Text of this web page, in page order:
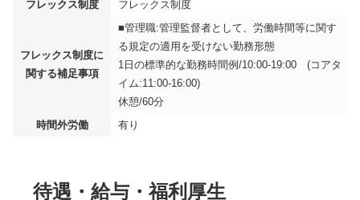
フレックス制度
フレックス制度
フレックス制度に
関する補足事項
■管理職:管理監督者として、労働時間等に関す
る規定の適用を受けない勤務形態
1日の標準的な勤務時間例/10:00‐19:00 (コアタ
イム:11:00‐16:00)
休憩/60分
時間外労働
有り
待遇・給与・福利厚生